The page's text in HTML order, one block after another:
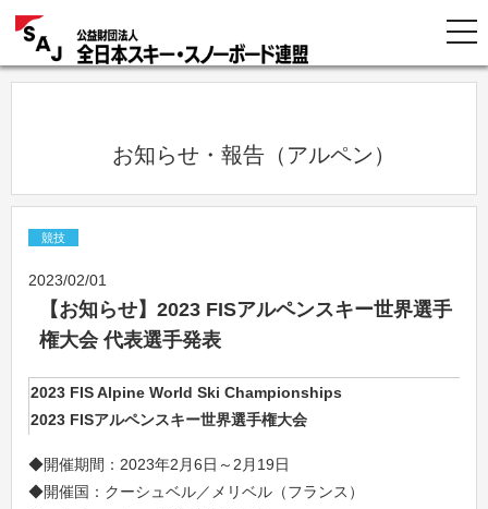
競技
2023/02/01
【お知らせ】2023 FISアルペンスキー世界選手
権大会 代表選手発表
2023 FIS Alpine World Ski Championships
2023 FISアルペンスキー世界選手権大会
◆開催期間：2023年2月6日～2月19日
◆開催国：クーシュベル／メリベル（フランス）